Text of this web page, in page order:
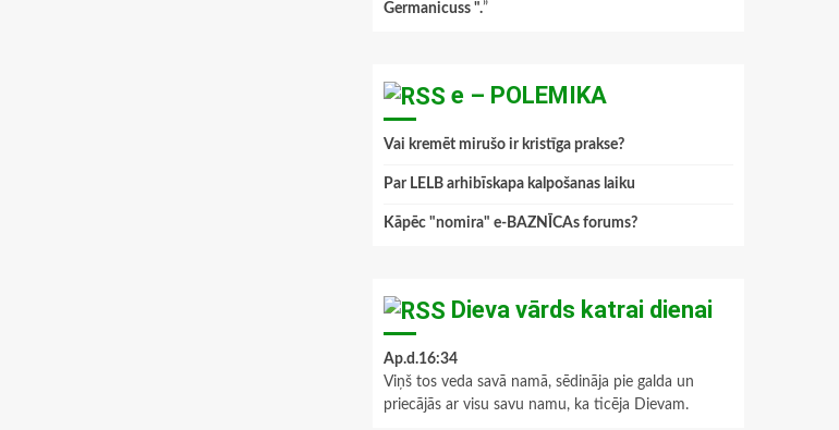
Germanicuss ".”
e – POLEMIKA
Vai kremēt mirušo ir kristīga prakse?
Par LELB arhibīskapa kalpošanas laiku
Kāpēc "nomira" e-BAZNĪCAs forums?
Dieva vārds katrai dienai
Ap.d.16:34
Viņš tos veda savā namā, sēdināja pie galda un
priecājās ar visu savu namu, ka ticēja Dievam.